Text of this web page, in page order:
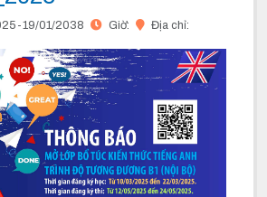
19/01/2038 Giờ: Địa chỉ: